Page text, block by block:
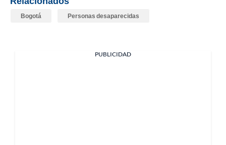
Bogotá Personas desaparecidas
PUBLICIDAD